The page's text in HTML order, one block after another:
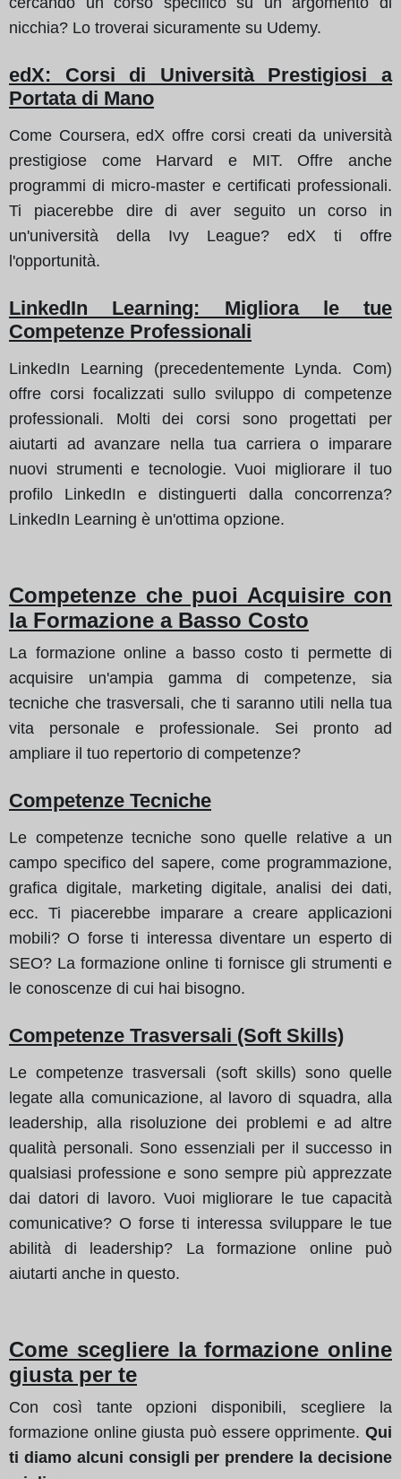
nicchia? Lo troverai sicuramente su Udemy.
edX: Corsi di Università Prestigiosi a
Portata di Mano
Come Coursera, edX offre corsi creati da università
prestigiose come Harvard e MIT. Offre anche
programmi di micro-master e certificati professionali.
Ti piacerebbe dire di aver seguito un corso in
un'università della Ivy League? edX ti offre
l'opportunità.
LinkedIn Learning: Migliora le tue
Competenze Professionali
LinkedIn Learning (precedentemente Lynda. Com)
offre corsi focalizzati sullo sviluppo di competenze
professionali. Molti dei corsi sono progettati per
aiutarti ad avanzare nella tua carriera o imparare
nuovi strumenti e tecnologie. Vuoi migliorare il tuo
profilo LinkedIn e distinguerti dalla concorrenza?
LinkedIn Learning è un'ottima opzione.
Competenze che puoi Acquisire con
la Formazione a Basso Costo
La formazione online a basso costo ti permette di
acquisire un'ampia gamma di competenze, sia
tecniche che trasversali, che ti saranno utili nella tua
vita personale e professionale. Sei pronto ad
ampliare il tuo repertorio di competenze?
Competenze Tecniche
Le competenze tecniche sono quelle relative a un
campo specifico del sapere, come programmazione,
grafica digitale, marketing digitale, analisi dei dati,
ecc. Ti piacerebbe imparare a creare applicazioni
mobili? O forse ti interessa diventare un esperto di
SEO? La formazione online ti fornisce gli strumenti e
le conoscenze di cui hai bisogno.
Competenze Trasversali (Soft Skills)
Le competenze trasversali (soft skills) sono quelle
legate alla comunicazione, al lavoro di squadra, alla
leadership, alla risoluzione dei problemi e ad altre
qualità personali. Sono essenziali per il successo in
qualsiasi professione e sono sempre più apprezzate
dai datori di lavoro. Vuoi migliorare le tue capacità
comunicative? O forse ti interessa sviluppare le tue
abilità di leadership? La formazione online può
aiutarti anche in questo.
Come scegliere la formazione online
giusta per te
Con così tante opzioni disponibili, scegliere la
formazione online giusta può essere opprimente. Qui
ti diamo alcuni consigli per prendere la decisione